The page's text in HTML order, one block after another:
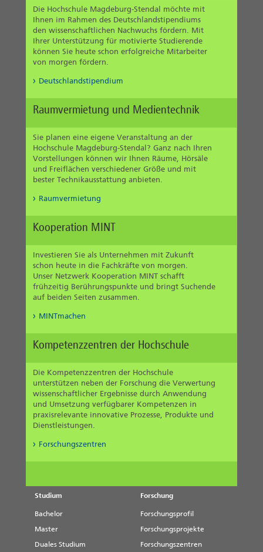
Die Hochschule Magdeburg-Stendal möchte mit
Ihnen im Rahmen des Deutschlandstipendiums
den wissenschaftlichen Nachwuchs fördern. Mit
Ihrer Unterstützung für motivierte Studierende
können Sie heute schon erfolgreiche Mitarbeiter
von morgen fördern.
Deutschlandstipendium
Raumvermietung und Medientechnik
Sie planen eine eigene Veranstaltung an der
Hochschule Magdeburg-Stendal? Ganz nach Ihren
Vorstellungen können wir Ihnen Räume, Hörsäle
und Freiflächen verschiedener Größe und mit
bester Technikausstattung anbieten.
Raumvermietung
Kooperation MINT
Investieren Sie als Unternehmen mit Zukunft
schon heute in die Fachkräfte von morgen.
Unser Netzwerk Kooperation MINT schafft
frühzeitig Berührungspunkte und bringt Suchende
auf beiden Seiten zusammen.
MINTmachen
Kompetenzzentren der Hochschule
Die Kompetenzzentren der Hochschule
unterstützen neben der Forschung die Verwertung
wissenschaftlicher Ergebnisse durch Anwendung
und Umsetzung verfügbarer Kompetenzen in
praxisrelevante innovative Prozesse, Produkte und
Dienstleistungen.
Forschungszentren
Studium
Bachelor
Master
Duales Studium
Forschung
Forschungsprofil
Forschungsprojekte
Forschungszentren